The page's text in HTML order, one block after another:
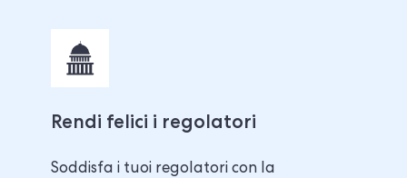
Rendi felici i regolatori
Soddisfa i tuoi regolatori con la